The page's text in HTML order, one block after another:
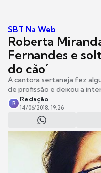
SBT Na Web
Roberta
Fernandes e
do cão´
A cantora sertaneja fez
de profissão e deixou a
R
Redação
14/06/2018, 19:26